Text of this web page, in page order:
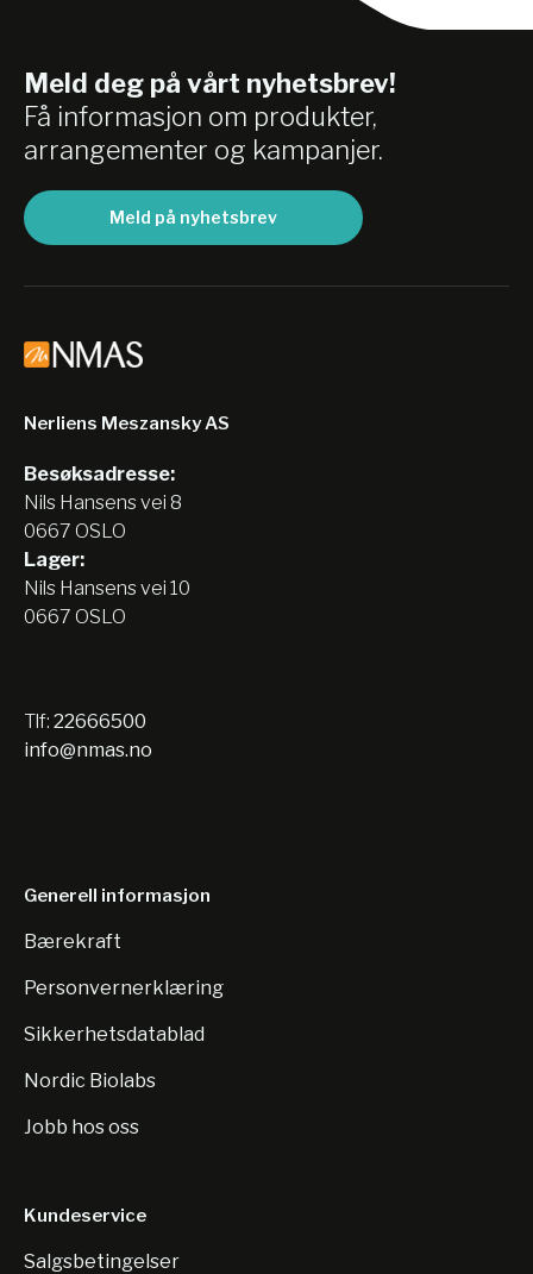
Meld deg på vårt nyhetsbrev!
Få informasjon om produkter,
arrangementer og kampanjer.
Meld på nyhetsbrev
Nerliens Meszansky AS
Besøksadresse:
Nils Hansens vei 8
0667 OSLO
Lager:
Nils Hansens vei 10
0667 OSLO
Tlf: 22666500
info@nmas.no
Generell informasjon
Bærekraft
Personvernerklæring
Sikkerhetsdatablad
Nordic Biolabs
Jobb hos oss
Kundeservice
Salgsbetingelser